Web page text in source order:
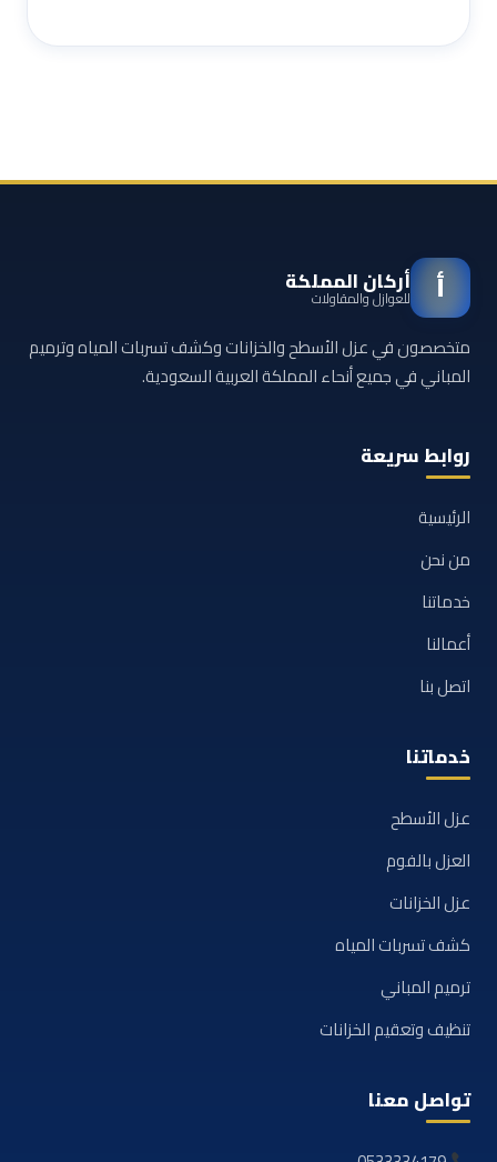
أ أركان المملكة
للعوازل والمقاولات
متخصصون في عزل الأسطح والخزانات وكشف تسربات المياه وترميم
المباني في جميع أنحاء المملكة العربية السعودية.
روابط سريعة
الرئيسية
من نحن
خدماتنا
أعمالنا
اتصل بنا
خدماتنا
عزل الأسطح
العزل بالفوم
عزل الخزانات
كشف تسربات المياه
ترميم المباني
تنظيف وتعقيم الخزانات
تواصل معنا